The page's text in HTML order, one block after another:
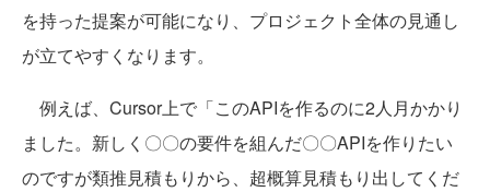
を持った提案が可能になり、プロジェクト全体の見通し
が立てやすくなります。
例えば、Cursor上で「このAPIを作るのに2人月かかり
ました。新しく〇〇の要件を組んだ〇〇APIを作りたい
のですが類推見積もりから、超概算見積もり出してくだ